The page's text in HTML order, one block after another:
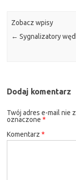
Zobacz wpisy
← Sygnalizatory
Dodaj komentarz
Twój adres e-mail nie
oznaczone *
Komentarz *